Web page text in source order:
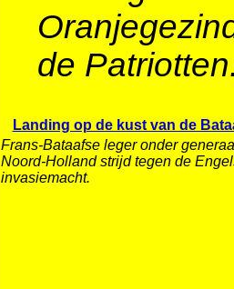
de
Landing op de kust van de
Frans-Bataafse leger onder
Noord-Holland strijd tegen de
invasiemacht.